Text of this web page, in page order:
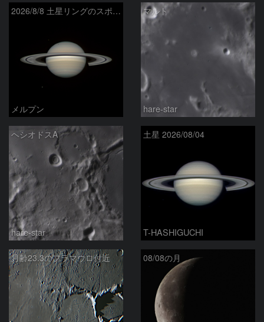
2026/8/8 土星リングのスポーク
メルプン
マルト
hare-star
ヘシオドスA
hare-star
土星 2026/08/04
T-HASHIGUCHI
月齢23.3のフラマウロ付近 08/08の月